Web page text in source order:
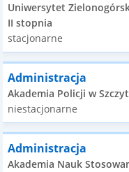
Uniwersytet
II stopnia
stacjonarne
Administracja
Akademia Policji w
niestacjonarne
Administracja
Akademia Nauk